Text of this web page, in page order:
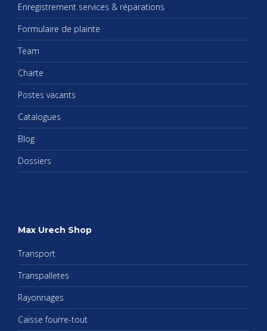
Enre­gis­tre­ment ser­vices & répa­ra­tions
For­mu­laire de plainte
Team
Charte
Postes vacants
Cata­logues
Blog
Dos­siers
Max Urech Shop
Trans­port
Trans­pal­letes
Rayon­nages
Caisse fourre-tout